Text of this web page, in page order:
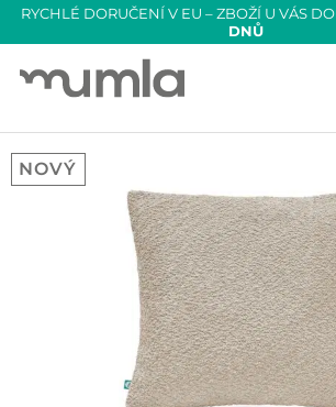
RYCHLÉ DORUČENÍ V EU – ZBOŽÍ U VÁS DO
DNŮ
NOVÝ